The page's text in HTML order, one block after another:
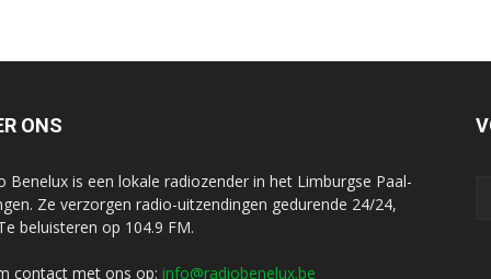
ONS
Benelux is een lokale radiozender in het Limburgse Paal-
Ze verzorgen radio-uitzendingen gedurende 24/24,
beluisteren op 104.9 FM.
contact met ons op: info@radiobenelux.be